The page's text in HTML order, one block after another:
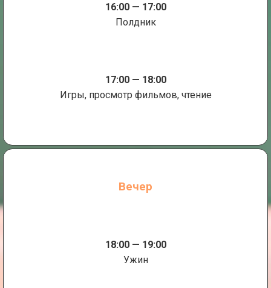
16:00 — 17:00
Полдник
17:00 — 18:00
Игры, просмотр фильмов, чтение
Вечер
18:00 — 19:00
Ужин